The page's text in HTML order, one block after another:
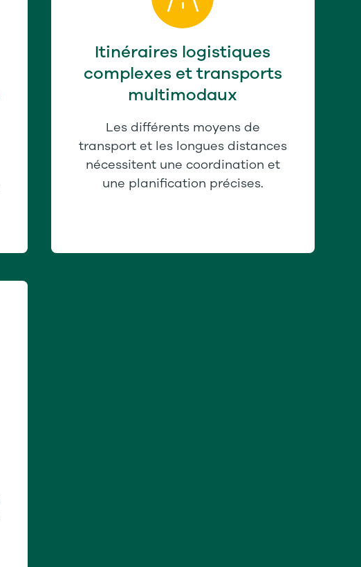
Itinéraires logistiques
complexes et transports
multimodaux
Les différents moyens de
transport et les longues distances
nécessitent une coordination et
une planification précises.